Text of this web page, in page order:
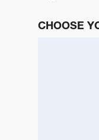
CHOOSE